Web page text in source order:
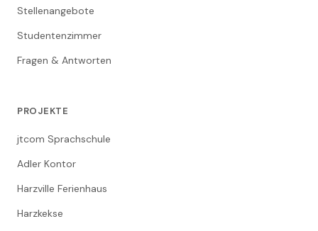
Stellenangebote
Studentenzimmer
Fragen & Antworten
PROJEKTE
jtcom Sprachschule
Adler Kontor
Harzville Ferienhaus
Harzkekse